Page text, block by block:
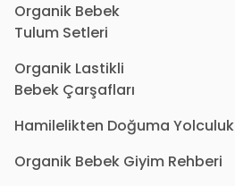
Organik Bebek
Tulum Setleri
Organik Lastikli
Bebek Çarşafları
Hamilelikten Doğuma Yolculuk
Organik Bebek Giyim Rehberi